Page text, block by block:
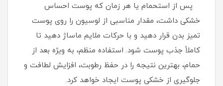
پس از استحمام یا هر زمان که پوست احساس
خشکی داشت، مقدار مناسبی از لوسیون را روی پوست
تمیز بدن قرار دهید و با حرکات ملایم ماساژ دهید تا
کاملاً جذب پوست شود. استفاده منظم، به‌ ویژه بعد از
حمام، بهترین نتیجه را در حفظ رطوبت، افزایش لطافت و
جلوگیری از خشکی پوست ایجاد خواهد کرد.